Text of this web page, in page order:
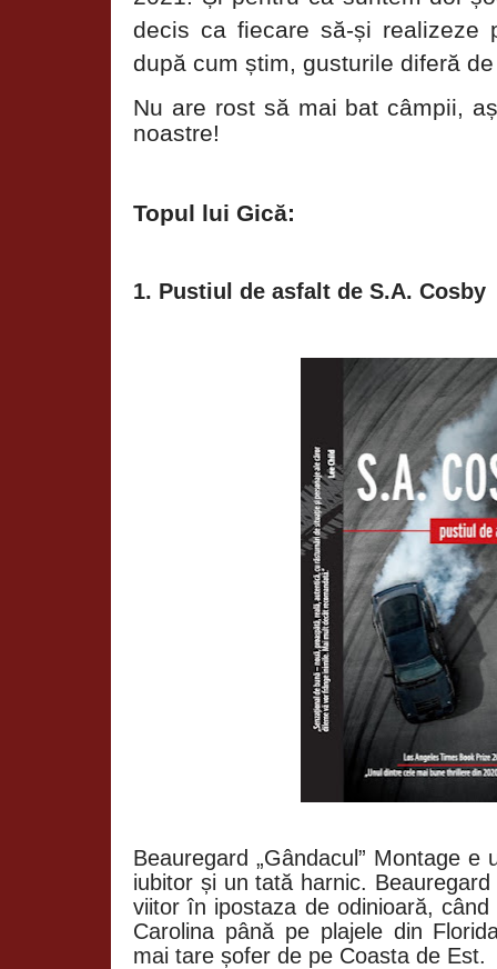
decis ca fiecare să-și realizeze
după cum știm, gusturile diferă
Nu are rost să mai bat câmpii,
noastre!
Topul lui Gică:
1. Pustiul de asfalt de S.A. Cosby
Beauregard „Gândacul” Montage
iubitor și un tată harnic.
viitor în ipostaza de odinioară,
Carolina până pe plajele din
mai tare șofer de pe Coasta de Est.